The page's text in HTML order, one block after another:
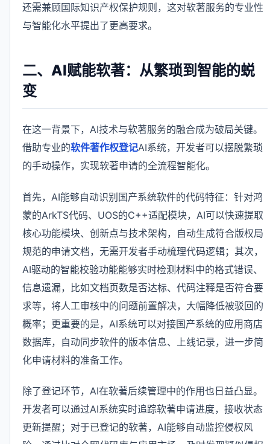
还需兼顾国际知识产权保护规则，这对软著服务的专业性
与智能化水平提出了更高要求。
二、AI赋能软著：从繁琐到智能的蜕
变
在这一背景下，AI技术与软著服务的融合成为破局关键。
借助专业的软件著作权登记AI系统，开发者可以摆脱繁琐
的手动操作，实现软著申请的全流程智能化。
首先，AI能够自动识别国产系统软件的代码特征：针对鸿
蒙的ArkTS代码、UOS的C++适配模块，AI可以快速提取
核心功能模块、创新点与技术架构，自动生成符合版权局
规范的申请文档，无需开发者手动梳理代码逻辑；其次，
AI驱动的智能校验功能能够实时检测材料中的格式错误、
信息遗漏，比如文档页数是否达标、代码注释是否符合要
求等，将人工审核中的问题前置解决，大幅降低被驳回的
概率；更重要的是，AI系统可以对接国产系统的应用商店
数据库，自动同步软件的版本信息、上线记录，进一步简
化申请材料的准备工作。
除了登记环节，AI在软著后续管理中的作用也日益凸显。
开发者可以通过AI系统实时追踪软著申请进度，接收状态
更新提醒；对于已登记的软著，AI能够自动监控侵权风